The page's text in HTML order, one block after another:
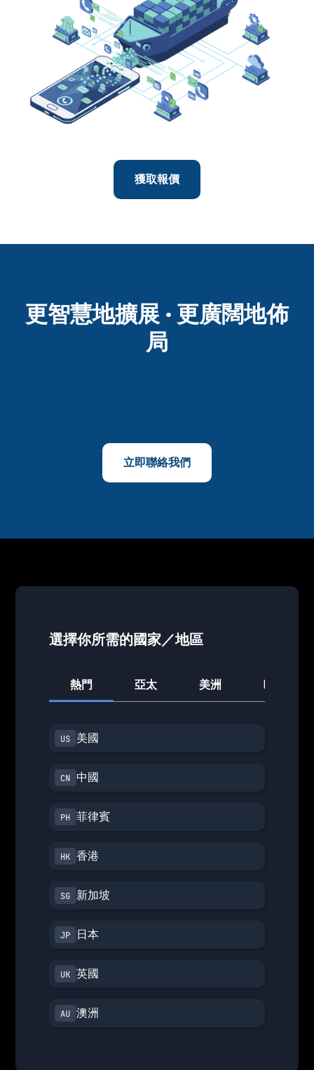
獲取報價
更智慧地擴展 · 更廣闊地佈
局
立即聯絡我們
選擇你所需的國家／地區
熱門 亞太 美洲 歐洲
美國
中國
菲律賓
香港
新加坡
日本
英國
澳洲